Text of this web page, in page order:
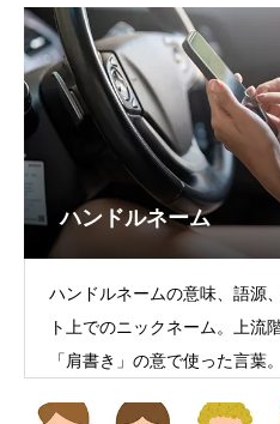
ハンドルネーム
ハンドルネームの意味、語源
ト上でのニックネーム。上流
「肩書き」の意で使った言葉。